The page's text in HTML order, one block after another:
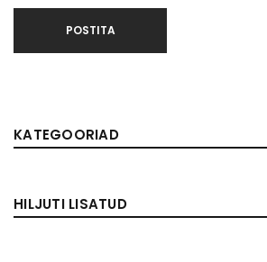
KATEGOORIAD
HILJUTI LISATUD
POSTITA